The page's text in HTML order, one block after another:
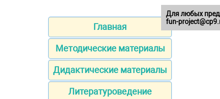
Главная
Методические материалы
Дидактические материалы
Литературоведение
Для любых
fun-